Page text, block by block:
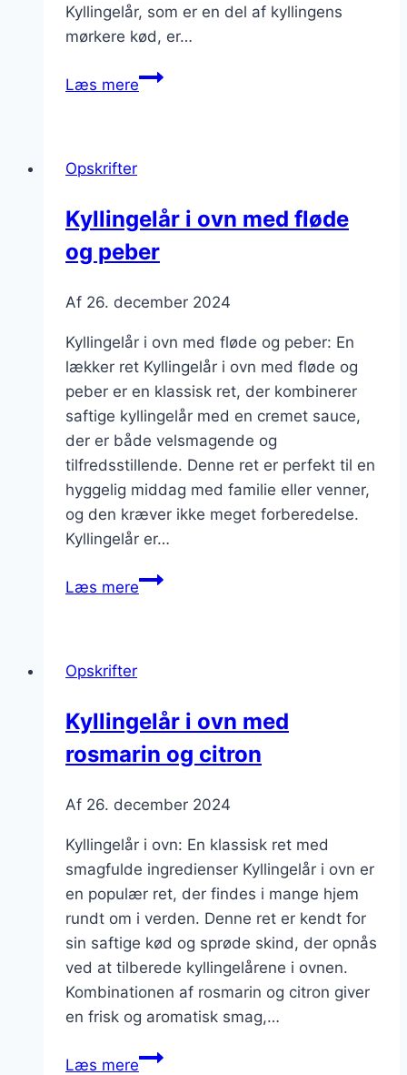
Kyllingelår, som er en del af kyllingens
mørkere kød, er…
Læs mereKyllingelår
hvidvin
Opskrifter
Kyllingelår i ovn med fløde
og peber
Af 26. december 2024
Kyllingelår i ovn med fløde og peber: En
lækker ret Kyllingelår i ovn med fløde og
peber er en klassisk ret, der kombinerer
saftige kyllingelår med en cremet sauce,
der er både velsmagende og
tilfredsstillende. Denne ret er perfekt til en
hyggelig middag med familie eller venner,
og den kræver ikke meget forberedelse.
Kyllingelår er…
Læs mereKyllingelår
peber
Opskrifter
Kyllingelår i ovn med
rosmarin og citron
Af 26. december 2024
Kyllingelår i ovn: En klassisk ret med
smagfulde ingredienser Kyllingelår i ovn er
en populær ret, der findes i mange hjem
rundt om i verden. Denne ret er kendt for
sin saftige kød og sprøde skind, der opnås
ved at tilberede kyllingelårene i ovnen.
Kombinationen af rosmarin og citron giver
en frisk og aromatisk smag,…
Læs mereKyllingelår